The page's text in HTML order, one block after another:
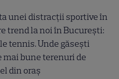
unei distracții sportive în
trend la noi în București:
tennis. Unde găsești
mai bune terenuri de
din oraș